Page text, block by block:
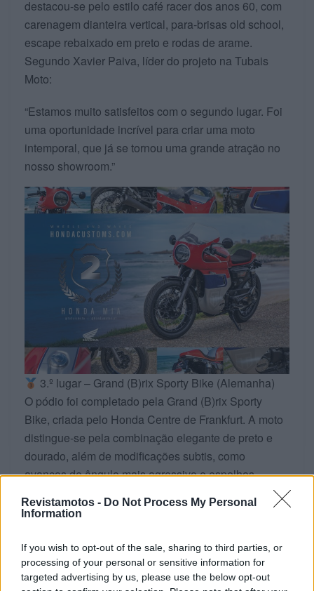
Revistamotos - Do Not Process My Personal
Information
If you wish to opt-out of the sale, sharing to third parties, or
processing of your personal or sensitive information for
targeted advertising by us, please use the below opt-out
destacou-se pelo estilo café racer dos anos 60, com
carenagem dianteira vertical, para-brisas old school,
escape rebaixado em preto e rodas de arame.
Segundo Xavier Paiva, líder do projeto na Tubais
Moto:
“Estamos muito satisfeitos com o segundo lugar. Foi
uma oportunidade incrível para criar uma moto
intemporal, que já se tornou uma grande atração no
nosso showroom.”
3.º lugar – Grand (B)rix Sporty Bike (Alemanha)
O pódio foi completado pela Grand (B)rix Sporty
Bike, criada pelo Honda Centre de Frankfurt. A moto
distingue-se pela combinação elegante de preto e
dourado, além de modificações subtis, como
avanços de ângulo mais agressivo e espelhos